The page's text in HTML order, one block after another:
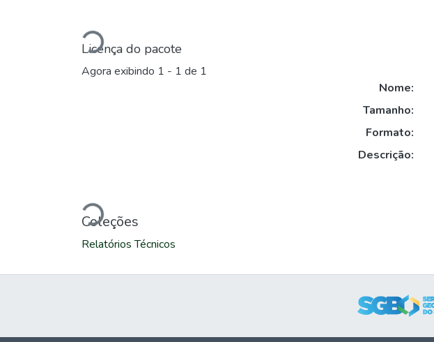
Carregando...
Licença do pacote
Agora exibindo 1 - 1 de 1
Carregando...
Nome:
Tamanho:
Formato:
Descrição:
Coleções
Relatórios Técnicos